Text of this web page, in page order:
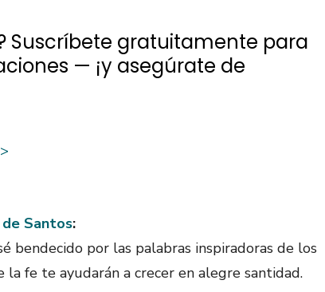
Suscríbete gratuitamente para
— ¡y asegúrate de
de Santos:
bendecido por las palabras inspiradoras de los
la fe te ayudarán a crecer en alegre santidad.